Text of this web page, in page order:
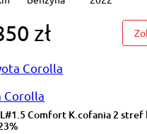
Inscription Podgrz I wentyl.f
zł
Corolla
Comfort K.cofania 2 stref